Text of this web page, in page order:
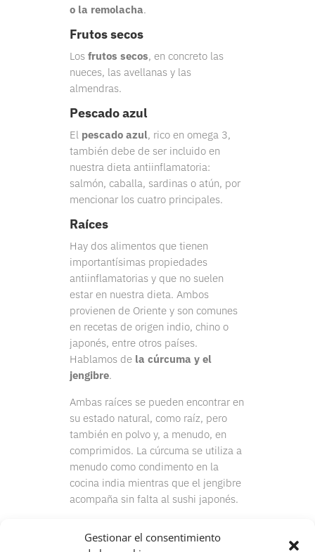
Gestionar el consentimiento
o la remolacha.
Frutos secos
Los frutos secos, en concreto las
nueces, las avellanas y las
almendras.
Pescado azul
El pescado azul, rico en omega 3,
también debe de ser incluido en
nuestra dieta antiinflamatoria:
salmón, caballa, sardinas o atún, por
mencionar los cuatro principales.
Raíces
Hay dos alimentos que tienen
importantísimas propiedades
antiinflamatorias y que no suelen
estar en nuestra dieta. Ambos
provienen de Oriente y son comunes
en recetas de origen indio, chino o
japonés, entre otros países.
Hablamos de la cúrcuma y el
jengibre.
Ambas raíces se pueden encontrar en
su estado natural, como raíz, pero
también en polvo y, a menudo, en
comprimidos. La cúrcuma se utiliza a
menudo como condimento en la
cocina india mientras que el jengibre
acompaña sin falta al sushi japonés.